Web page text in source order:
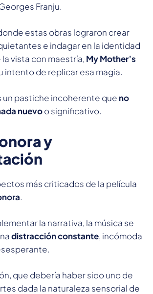
Franju.
estas obras lograron crear
e indagar en la identidad
vista con maestría, My Mother’s
intento de replicar esa magia.
un pastiche incoherente que no
nuevoo significativo.
y
más criticados de la película
.
la narrativa, la música se
distracción constante, incómoda
que debería haber sido uno de
dada la naturaleza sensorial de